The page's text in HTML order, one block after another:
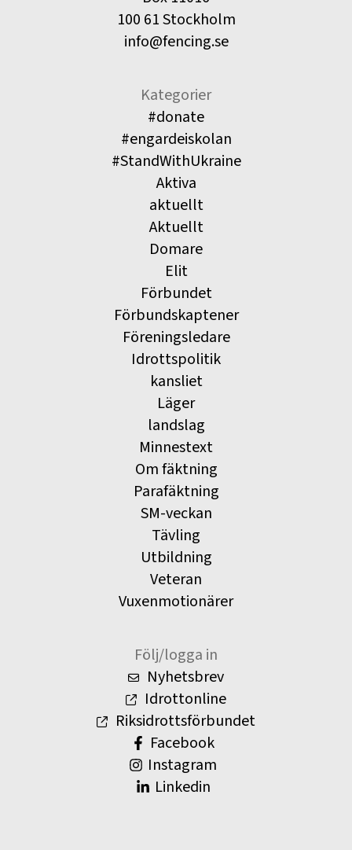
100 61 Stockholm
info@fencing.se
Kategorier
#donate
#engardeiskolan
#StandWithUkraine
Aktiva
aktuellt
Aktuellt
Domare
Elit
Förbundet
Förbundskaptener
Föreningsledare
Idrottspolitik
kansliet
Läger
landslag
Minnestext
Om fäktning
Parafäktning
SM-veckan
Tävling
Utbildning
Veteran
Vuxenmotionärer
Följ/logga in
Nyhetsbrev
Idrottonline
Riksidrottsförbundet
Facebook
Instagram
Linkedin